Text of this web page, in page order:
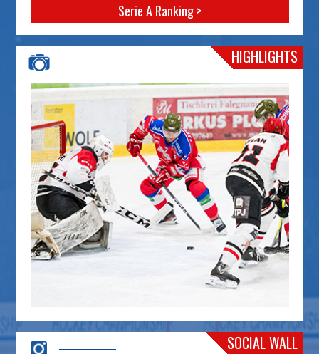
Serie A Ranking >
HIGHLIGHTS
SOCIAL WALL